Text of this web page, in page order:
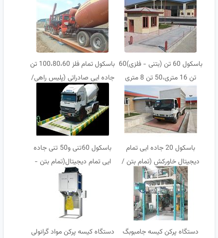
باسکول 60 تن (بتنی - فلزی)60
تن 16 متری،50 تن 8 متری
باسکول تمام فلز 100،80،60 تن
جاده ایی صادراتی (پلیس راهی/
همسطح)
باسکول 20 جاده ایی تمام
دیجیتال خاورکش (تمام بتن /
تمام فلز)
باسکول 60تنی و50 تنی جاده
ایی تمام دیجیتال(تمام بتن -
فلزی)
دستگاه پرکن کیسه جامبوبگ
دستگاه کیسه پرکن مواد گرانولی